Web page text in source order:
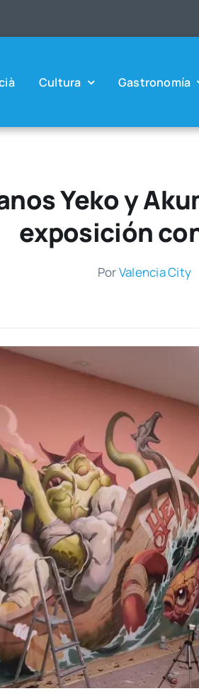
Cul­tu­ra Gas­tro­no­mía
Yeko y
exposición
PorValen­cia City